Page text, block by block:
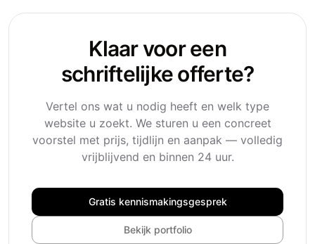
Klaar voor een
schriftelijke offerte?
Vertel ons wat u nodig heeft en welk type
website u zoekt. We sturen u een concreet
voorstel met prijs, tijdlijn en aanpak — volledig
vrijblijvend en binnen 24 uur.
Gratis kennismakingsgesprek
Bekijk portfolio